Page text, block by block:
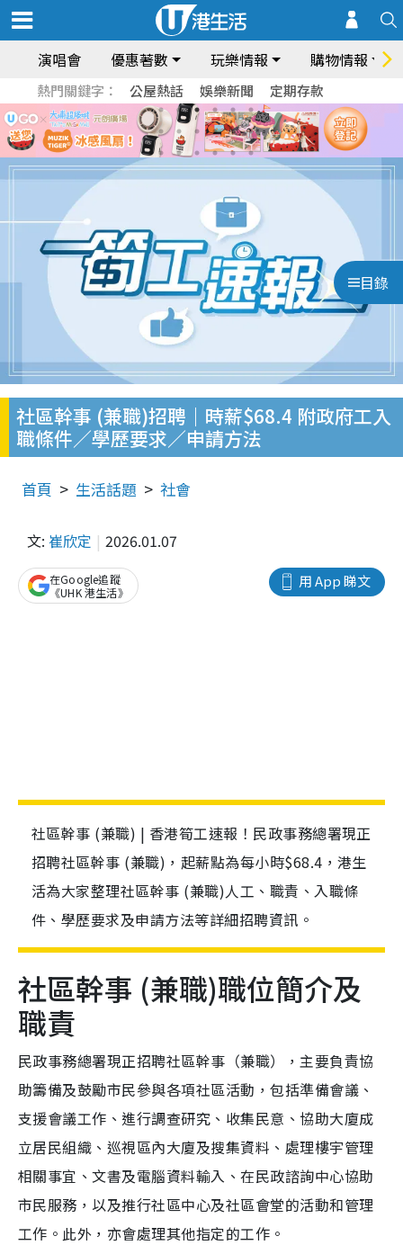
演唱會 優惠著數 玩樂情報 購物情報
熱門關鍵字： 公屋熱話 娛樂新聞 定期存款
目錄
社區幹事 (兼職)招聘｜時薪$68.4 附政府工入
職條件／學歷要求／申請方法
首頁 生活話題 社會
文: 崔欣定 2026.01.07
用 App 睇文
在Google追蹤
《UHK 港生活》
社區幹事 (兼職) | 香港筍工速報！民政事務總署現正
招聘社區幹事 (兼職)，起薪點為每小時$68.4，港生
活為大家整理社區幹事 (兼職)人工、職責、入職條
件、學歷要求及申請方法等詳細招聘資訊。
社區幹事 (兼職)職位簡介及
職責
民政事務總署現正招聘社區幹事（兼職），主要負責協
助籌備及鼓勵市民參與各項社區活動，包括準備會議、
支援會議工作、進行調查研究、收集民意、協助大廈成
立居民組織、巡視區內大廈及搜集資料、處理樓宇管理
相關事宜、文書及電腦資料輸入、在民政諮詢中心協助
市民服務，以及推行社區中心及社區會堂的活動和管理
工作。此外，亦會處理其他指定的工作。